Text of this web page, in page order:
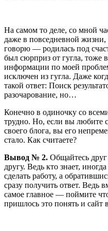
На самом то деле, со мной
даже в повседневной
говорю — родилась под
был сюрприз от гугла, тоже
информации по моей
исключен из гугла. Даже
такой ответ: Поиск
разочарование, но…
Конечно в одиночку со
трудно. Но, если вы любите
своего блога, вы его
стало. Как считаете?
Вывод № 2. Общайтесь
другу. Ведь кто знает,
сделать работу, а
сразу получить ответ. Ведь
самое главное — поймите
пришлось это понять и сайт